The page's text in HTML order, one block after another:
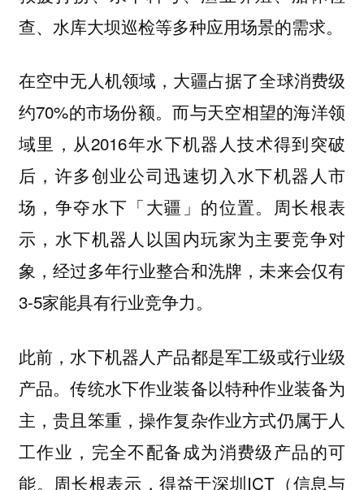
查、水库大坝巡检等多种应用场景的需求。
在空中无人机领域，大疆占据了全球消费级
约70%的市场份额。而与天空相望的海洋领
域里，从2016年水下机器人技术得到突破
后，许多创业公司迅速切入水下机器人市
场，争夺水下「大疆」的位置。周长根表
示，水下机器人以国内玩家为主要竞争对
象，经过多年行业整合和洗牌，未来会仅有
3-5家能具有行业竞争力。
此前，水下机器人产品都是军工级或行业级
产品。传统水下作业装备以特种作业装备为
主，贵且笨重，操作复杂作业方式仍属于人
工作业，完全不配备成为消费级产品的可
能。周长根表示，得益于深圳ICT（信息与